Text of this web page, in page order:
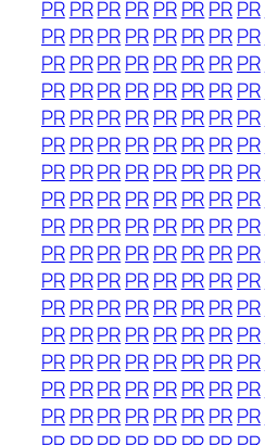
PRPRPRPRPR PRPRPR
PRPRPRPRPR PRPRPR
PRPRPRPRPR PRPRPR
PRPRPRPRPR PRPRPR
PRPRPRPRPR PRPRPR
PRPRPRPRPR PRPRPR
PRPRPRPRPR PRPRPR
PRPRPRPRPR PRPRPR
PRPRPRPRPR PRPRPR
PRPRPRPRPR PRPRPR
PRPRPRPRPR PRPRPR
PRPRPRPRPR PRPRPR
PRPRPRPRPR PRPRPR
PRPRPRPRPR PRPRPR
PRPRPRPRPR PRPRPR
PRPRPRPRPR PRPRPR